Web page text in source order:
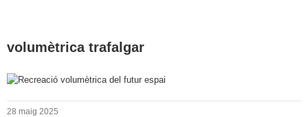
volumètrica trafalgar
28 maig 2025